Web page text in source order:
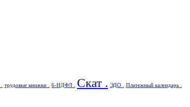
трудовые книжки . 6-НДФЛ . Скат . ЭДО . Платежный календарь .